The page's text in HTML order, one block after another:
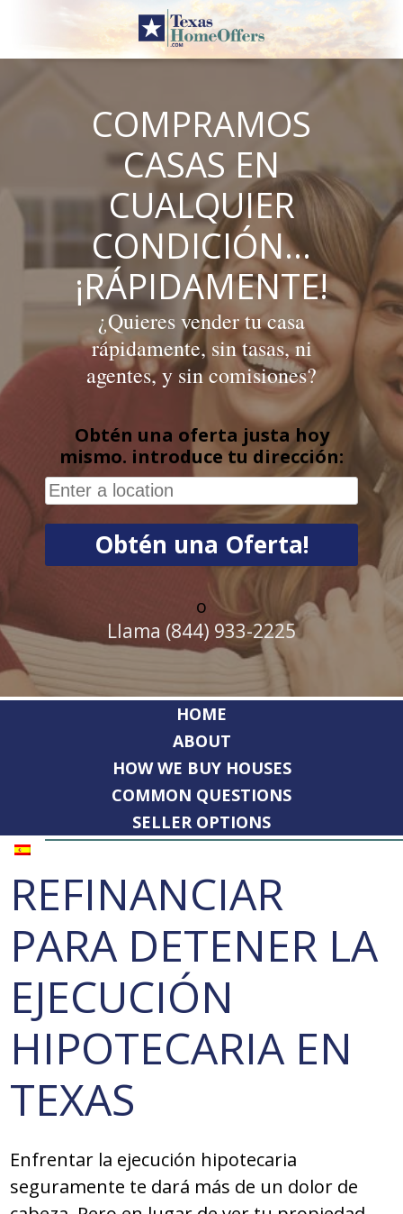
content
COMPRAMOS
CASAS EN
CUALQUIER
CONDICIÓN…
¡RÁPIDAMENTE!
¿Quieres vender tu casa
rápidamente, sin tasas, ni
agentes, y sin comisiones?
Obtén una oferta justa hoy
mismo. introduce tu dirección:
o
Llama (844) 933-2225
HOME
ABOUT
HOW WE BUY HOUSES
COMMON QUESTIONS
SELLER OPTIONS
REFINANCIAR
PARA DETENER LA
EJECUCIÓN
HIPOTECARIA EN
TEXAS
Enfrentar la ejecución hipotecaria
seguramente te dará más de un dolor de